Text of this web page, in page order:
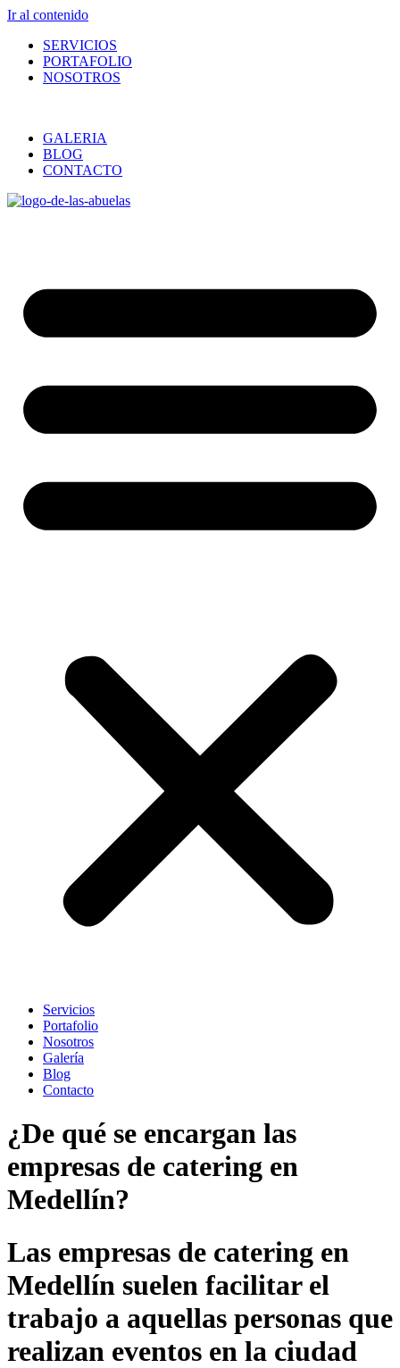
Ir al contenido
SERVICIOS
PORTAFOLIO
NOSOTROS
GALERIA
BLOG
CONTACTO
Servicios
Portafolio
Nosotros
Galería
Blog
Contacto
¿De qué se encargan las
empresas de catering en
Medellín?
Las empresas de catering en
Medellín suelen facilitar el
trabajo a aquellas personas que
realizan eventos en la ciudad